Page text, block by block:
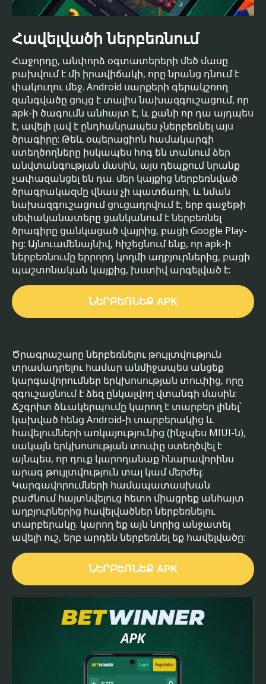
Հավելվածի ներբեռնում
Հաջորդը, անփորձ օգտատերերի մեծ մասը
բախվում է մի իրավիճակի, որը նրանց դնում է
փակուղու մեջ. Android սարքերի գերակշռող
զանգվածը ցույց է տալիս նախազգուշացում, որ
apk-ի ծագումն անհայտ է, և քանի որ դա այդպես
է, ավելի լավ է ընդհանրապես չներբեռնել այս
ծրագիրը: Թեև օպերացիոն համակարգի
ստեղծողները իսկապես հոգ են տանում ձեր
անվտանգության մասին, այս դեպքում նրանք
չափազանցել են դա. մեր կայքից ներբեռնված
ծրագրակազմը վնաս չի պատճառի, և նման
նախազգուշացում ցուցադրվում է, երբ գաջեթի
սեփականատերը ցանկանում է ներբեռնել
ծրագիրը ցանկացած վայրից, բացի Google Play-
ից: Այնուամենայնիվ, հիշեցնում ենք, որ apk-ի
ներբեռնումը երրորդ կողմի աղբյուրներից, բացի
պաշտոնական կայքից, խստիվ արգելված է:
ՆԵՐԲԵՌՆԵՔ APK
Ծրագրաշարը ներբեռնելու թույլտվություն
տրամադրելու համար անմիջապես անցեք
կարգավորումներ երկխոսության տուփից, որը
զգուշացնում է ձեզ ընկալվող վտանգի մասին:
Ճշգրիտ ձևակերպումը կարող է տարբեր լինել՝
կախված հենց Android-ի տարբերակից և
հավելումների առկայությունից (ինչպես MIUI-ն),
սակայն երկխոսության տուփը ստեղծվել է
այնպես, որ դուք կարողանաք հնարավորինս
արագ թույլտվություն տալ կամ մերժել:
Կարգավորումների համապատասխան
բաժնում հայտնվելուց հետո միացրեք անհայտ
աղբյուրներից հավելվածներ ներբեռնելու
տարբերակը. կարող եք այն նորից անջատել
ավելի ուշ, երբ արդեն ներբեռնել եք հավելվածը:
ՆԵՐԲԵՌՆԵՔ APK